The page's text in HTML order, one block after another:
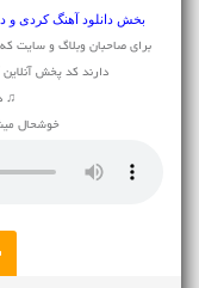
بخش دانلود آهنگ کردیو
برای صاحبان وبلاگ و سایت
دارند کد پخش
♫
خوشحال